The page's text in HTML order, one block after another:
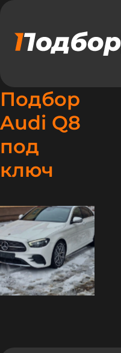
Подбор
Audi Q8
под
ключ